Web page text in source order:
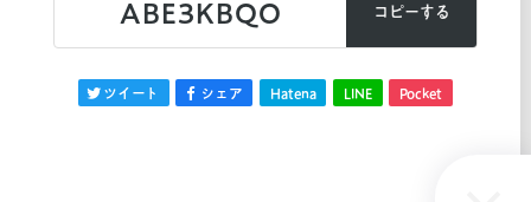
ABE3KBQO コピーする
ツイート シェア Hatena LINE Pocket